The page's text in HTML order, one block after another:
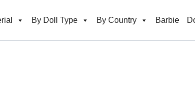
By Doll Type By Country Barbie